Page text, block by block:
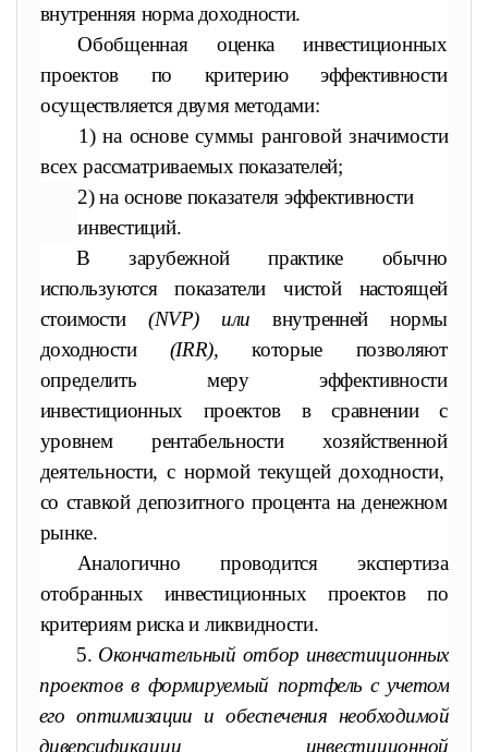
внутренняя норма доходности.
Обобщенная оценка инвестиционных
проектов по критерию эффективности
осуществляется двумя методами:
1) на основе суммы ранговой значимости
всех рассматриваемых показателей;
2) на основе показателя эффективности
инвестиций.
В зарубежной практике обычно
используются показатели чистой настоящей
стоимости(NVP) или внутренней нормы
доходности (IRR),которые позволяют
определить меру эффективности
инвестиционных проектов в сравнении с
уровнем рентабельности хозяйственной
деятельности, с нормой текущей доходности,
со ставкой депозитного процента на денежном
рынке.
Аналогично проводится экспертиза
отобранных инвестиционных проектов по
критериям риска и ликвидности.
5. Окончательный отбор инвестиционных
проектов в формируемый портфель с учетом
его оптимизации и обеспечения необходимой
диверсификации инвестиционной